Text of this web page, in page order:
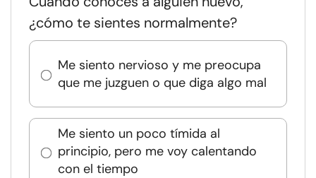
¿cómo te sientes normalmente?
Me siento nervioso y me preocupa
que me juzguen o que diga algo mal
Me siento un poco tímida al
principio, pero me voy calentando
con el tiempo